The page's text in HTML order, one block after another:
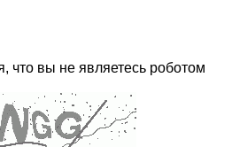
что вы не являетесь роботом